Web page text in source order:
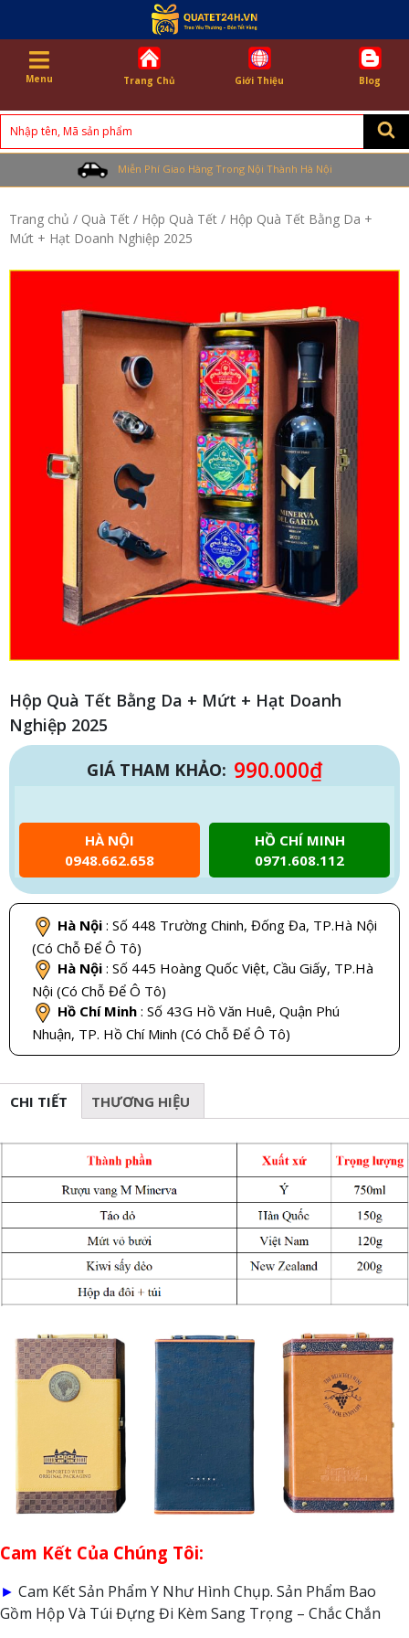
Menu Trang Chủ Giới Thiệu Blog
Search
Miễn Phí Giao Hàng Trong Nội Thành Hà Nội
Trang chủ / Quà Tết / Hộp Quà Tết / Hộp Quà Tết Bằng Da +
Mứt + Hạt Doanh Nghiệp 2025
Hộp Quà Tết Bằng Da + Mứt + Hạt Doanh
Nghiệp 2025
GIÁ THAM KHẢO: 990.000₫
HÀ NỘI
0948.662.658
HỒ CHÍ MINH
0971.608.112
Hà Nội : Số 448 Trường Chinh, Đống Đa, TP.Hà Nội
(Có Chỗ Để Ô Tô)
Hà Nội : Số 445 Hoàng Quốc Việt, Cầu Giấy, TP.Hà
Nội (Có Chỗ Để Ô Tô)
Hồ Chí Minh : Số 43G Hồ Văn Huê, Quận Phú
Nhuận, TP. Hồ Chí Minh (Có Chỗ Để Ô Tô)
CHI TIẾT THƯƠNG HIỆU
Cam Kết Của Chúng Tôi:
► Cam Kết Sản Phẩm Y Như Hình Chụp. Sản Phẩm Bao
Gồm Hộp Và Túi Đựng Đi Kèm Sang Trọng – Chắc Chắn